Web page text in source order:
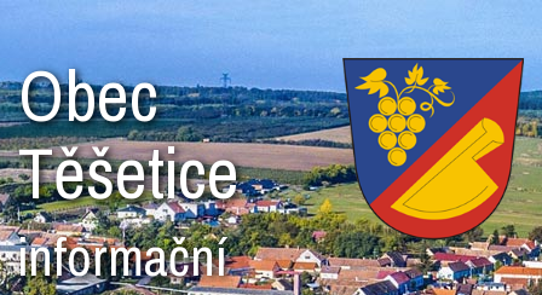
Obec
Těšetice
informační